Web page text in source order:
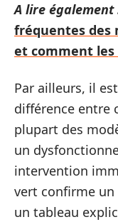
A lire également
fréquentes des
et comment
Par ailleurs, il
différence entre
plupart des
un
intervention
vert confirme
un tableau